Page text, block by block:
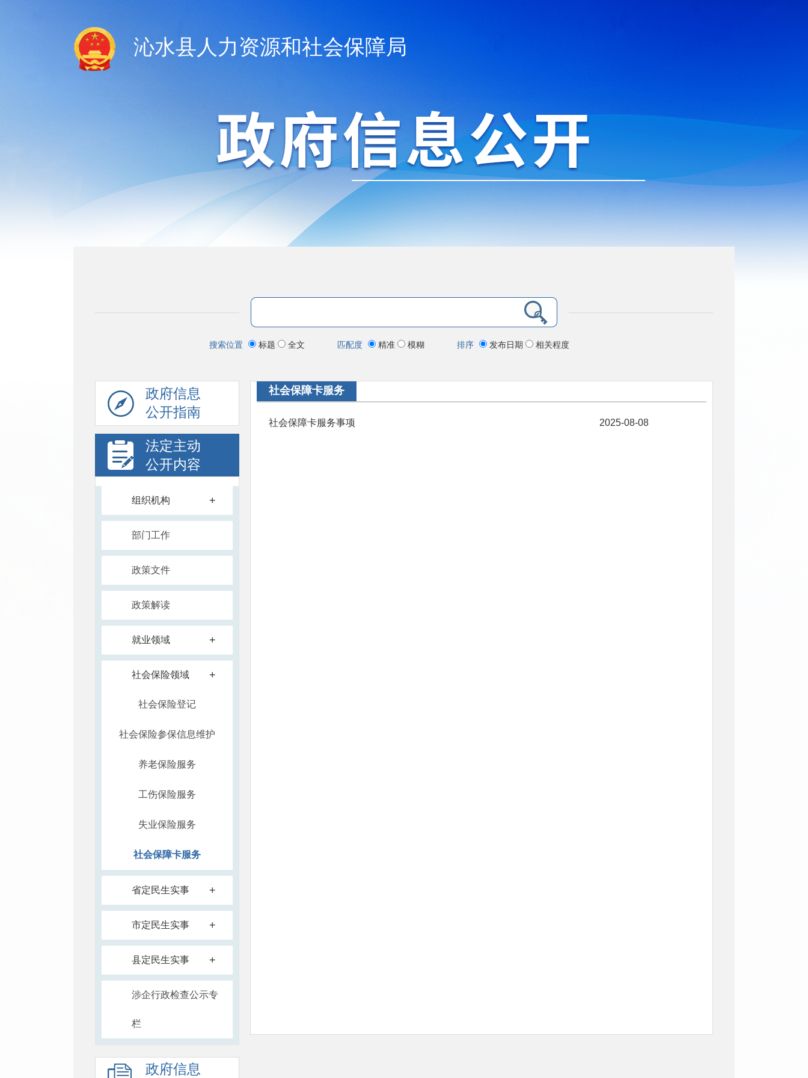
沁水县人力资源和社会保障局
搜索位置 标题 全文 匹配度 精准 模糊 排序 发布日期 相关程度
政府信息
公开指南
法定主动
公开内容
组织机构 +
部门工作
政策文件
政策解读
就业领域 +
社会保险领域 +
社会保险登记
社会保险参保信息维护
养老保险服务
工伤保险服务
失业保险服务
社会保障卡服务
省定民生实事 +
市定民生实事 +
县定民生实事 +
涉企行政检查公示专
栏
政府信息
社会保障卡服务
社会保障卡服务事项 2025-08-08